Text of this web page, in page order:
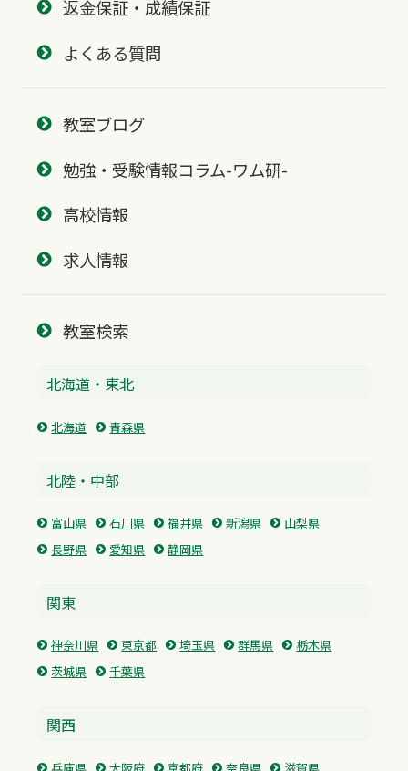
返金保証・成績保証
よくある質問
教室ブログ
勉強・受験情報コラム-ワム研-
高校情報
求人情報
教室検索
北海道・東北
北海道 青森県
北陸・中部
富山県 石川県 福井県 新潟県
山梨県
長野県
愛知県 静岡県
関東
神奈川県 東京都 埼玉県 群馬県
栃木県
茨城県
千葉県
関西